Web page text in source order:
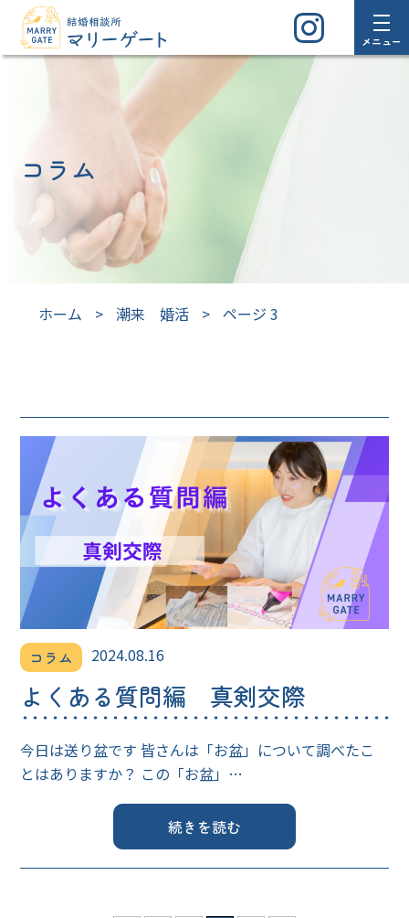
メニュー
コラム
ホーム > 潮来 婚活 > ページ 3
コラム 2024.08.16
よくある質問編 真剣交際
今日は送り盆です 皆さんは「お盆」について調べたこ
とはありますか？ この「お盆」…
続きを読む